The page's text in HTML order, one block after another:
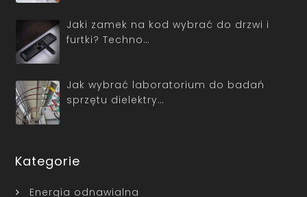
Jaki zamek na kod wybrać do drzwi i
furtki? Techno…
Jak wybrać laboratorium do badań
sprzętu dielektry…
Kategorie
Energia odnawialna